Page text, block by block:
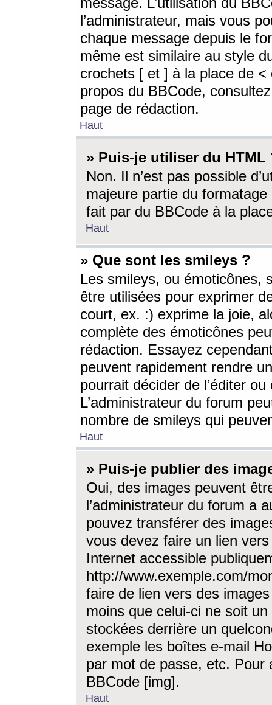
l’administrateur, mais vous
chaque message depuis le
même est similaire au style
crochets [ et ] à la place de <
propos du BBCode,
page de rédaction.
Haut
» Puis-je utiliser du HTML
Non. Il n’est pas possible
majeure partie du
fait par du BBCode à la
Haut
» Que sont les smileys ?
Les smileys, ou émoticônes,
être utilisées pour exprimer
court, ex. :) exprime la joie,
complète des émoticônes
rédaction. Essayez
peuvent rapidement rendre
pourrait décider de l’éditer
L’administrateur du forum
nombre de smileys qui
Haut
» Puis-je publier des
Oui, des images peuvent
l’administrateur du forum a
pouvez transférer des
vous devez faire un lien
Internet accessible
http://www.exemple.com/
faire de lien vers des
moins que celui-ci ne soit
stockées derrière un
exemple les boîtes e-mail
par mot de passe, etc. Pour
BBCode [img].
Haut